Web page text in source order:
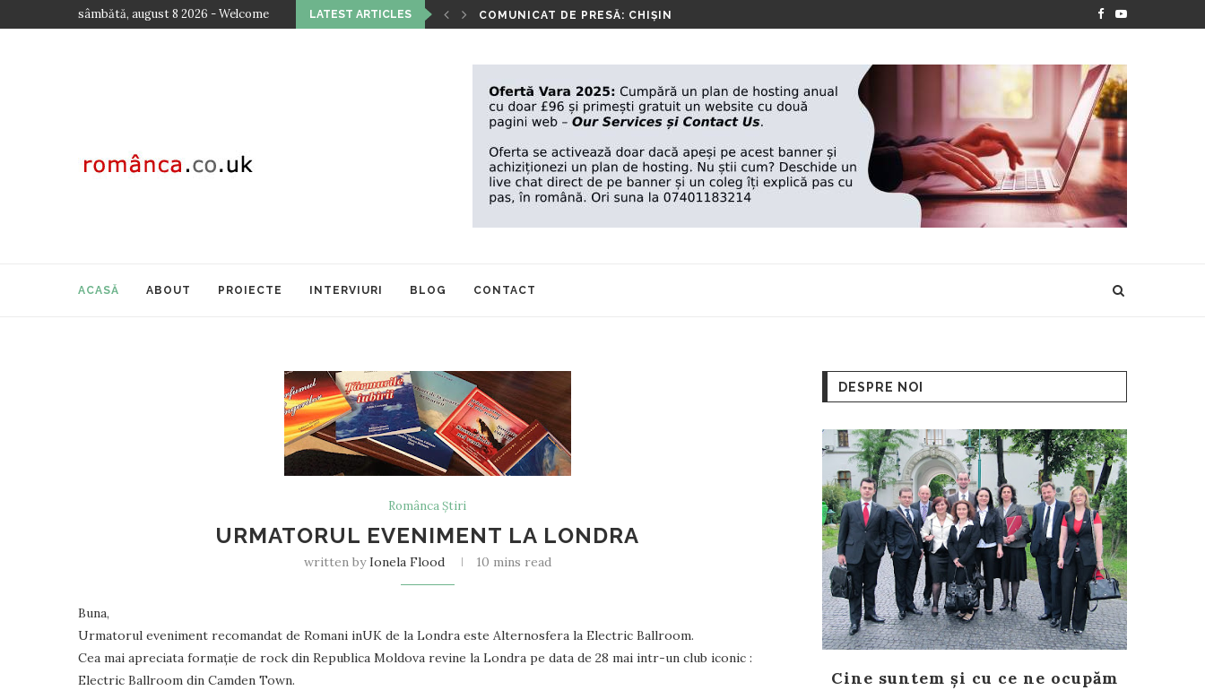
sâmbătă, august 8 2026 - Welcome LATEST ARTICLES
TOAMNA CULTURALĂ ROMÂNEASCĂ LA VIENA – EDIȚIA A... COMUNICAT DE PRESĂ: CHIȘINĂU, 3 OCTOMBRIE 2025 ‘’ANOTIMPURILE VIETII’’- EXPOZIȚIA DE PICTURĂ A
ACASĂ ABOUT PROIECTE INTERVIURI BLOG CONTACT
Românca Știri
URMATORUL EVENIMENT LA LONDRA
written byIonela Flood 10 mins read
Buna,
Urmatorul eveniment recomandat de Romani inUK de la Londra este Alternosfera la Electric Ballroom.
Cea mai apreciata formație de rock din Republica Moldova revine la Londra pe data de 28 mai intr-un club iconic :
Electric Ballroom din Camden Town.
DESPRE NOI
Cine suntem și cu ce ne ocupăm